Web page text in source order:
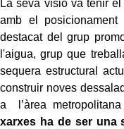
La seva visió va tenir
amb el
destacat del grup
l'aigua, grup que
sequera estructural
construir noves
a l’àrea
xarxes ha de ser una